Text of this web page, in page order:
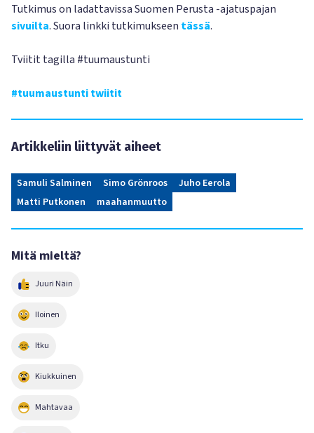
Tutkimus on ladattavissa Suomen Perusta -ajatuspajan
sivuilta. Suora linkki tutkimukseen tässä.
Tviitit tagilla #tuumaustunti
#tuumaustunti twiitit
Artikkeliin liittyvät aiheet
Samuli Salminen Simo Grönroos
Juho Eerola
Matti Putkonen
maahanmuutto
Mitä mieltä?
Juuri Näin
Iloinen
Itku
Kiukkuinen
Mahtavaa